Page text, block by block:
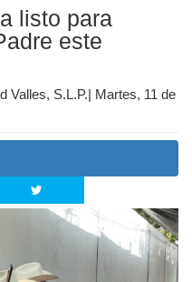
listo para
este
Valles, S.L.P.| Martes, 11 de